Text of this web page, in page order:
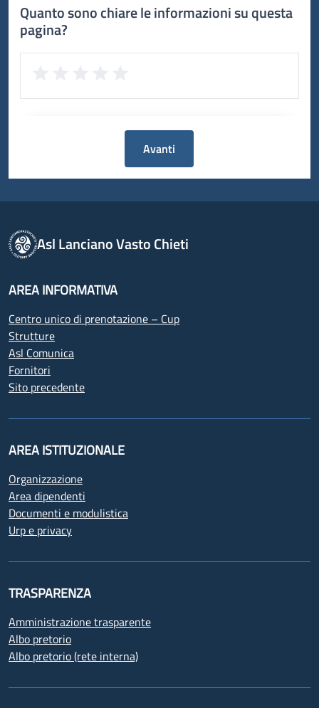
Quanto sono chiare le informazioni su questa
pagina?
Avanti
Asl Lanciano Vasto Chieti
AREA INFORMATIVA
Centro unico di prenotazione – Cup
Strutture
Asl Comunica
Fornitori
Sito precedente
AREA ISTITUZIONALE
Organizzazione
Area dipendenti
Documenti e modulistica
Urp e privacy
TRASPARENZA
Amministrazione trasparente
Albo pretorio
Albo pretorio (rete interna)